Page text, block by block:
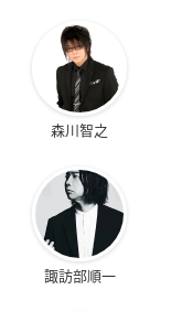
森川智之
諏訪部順一